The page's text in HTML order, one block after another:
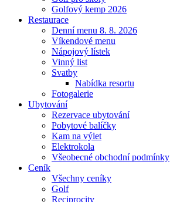
Golfový kemp 2026
Restaurace
Denní menu 8. 8. 2026
Víkendové menu
Nápojový lístek
Vinný list
Svatby
Nabídka resortu
Fotogalerie
Ubytování
Rezervace ubytování
Pobytové balíčky
Kam na výlet
Elektrokola
Všeobecné obchodní podmínky
Ceník
Všechny ceníky
Golf
Reciprocity